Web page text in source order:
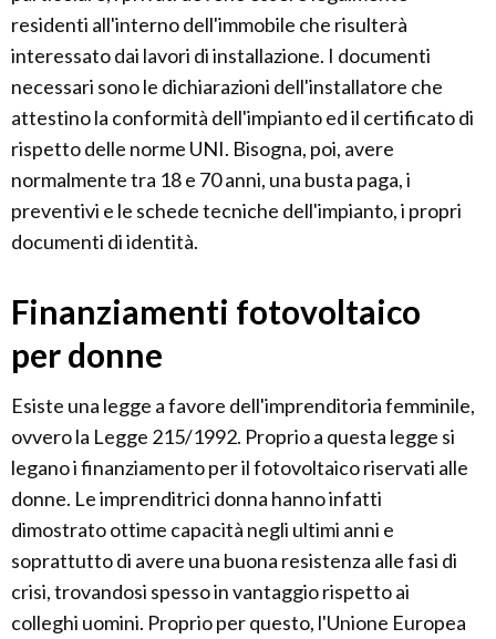
residenti all'interno dell'immobile che risulterà
interessato dai lavori di installazione. I documenti
necessari sono le dichiarazioni dell'installatore che
attestino la conformità dell'impianto ed il certificato di
rispetto delle norme UNI. Bisogna, poi, avere
normalmente tra 18 e 70 anni, una busta paga, i
preventivi e le schede tecniche dell'impianto, i propri
documenti di identità.
Finanziamenti fotovoltaico
per donne
Esiste una legge a favore dell'imprenditoria femminile,
ovvero la Legge 215/1992. Proprio a questa legge si
legano i finanziamento per il fotovoltaico riservati alle
donne. Le imprenditrici donna hanno infatti
dimostrato ottime capacità negli ultimi anni e
soprattutto di avere una buona resistenza alle fasi di
crisi, trovandosi spesso in vantaggio rispetto ai
colleghi uomini. Proprio per questo, l'Unione Europea